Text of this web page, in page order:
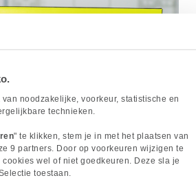
noodzakelijke, voorkeur, statistische en
technieken.
" te klikken, stem je in met het plaatsen van
9 partners. Door op voorkeuren wijzigen te
wel of niet goedkeuren. Deze sla je
toestaan.